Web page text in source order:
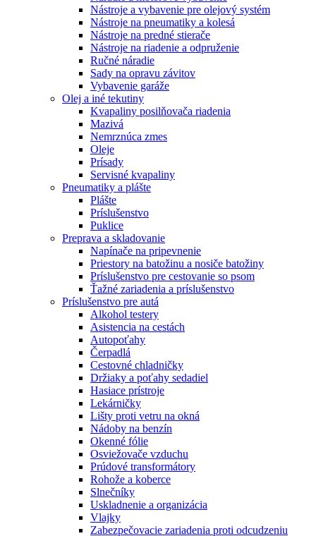
Nástroje a vybavenie pre olejový systém
Nástroje na pneumatiky a kolesá
Nástroje na predné stierače
Nástroje na riadenie a odpruženie
Ručné náradie
Sady na opravu závitov
Vybavenie garáže
Olej a iné tekutiny
Kvapaliny posilňovača riadenia
Mazivá
Nemrznúca zmes
Oleje
Prísady
Servisné kvapaliny
Pneumatiky a plášte
Plášte
Príslušenstvo
Puklice
Preprava a skladovanie
Napínače na pripevnenie
Priestory na batožinu a nosiče batožiny
Príslušenstvo pre cestovanie so psom
Ťažné zariadenia a príslušenstvo
Príslušenstvo pre autá
Alkohol testery
Asistencia na cestách
Autopoťahy
Čerpadlá
Cestovné chladničky
Držiaky a poťahy sedadiel
Hasiace prístroje
Lekárničky
Lišty proti vetru na okná
Nádoby na benzín
Okenné fólie
Osviežovače vzduchu
Prúdové transformátory
Rohože a koberce
Slnečníky
Uskladnenie a organizácia
Vlajky
Zabezpečovacie zariadenia proti odcudzeniu